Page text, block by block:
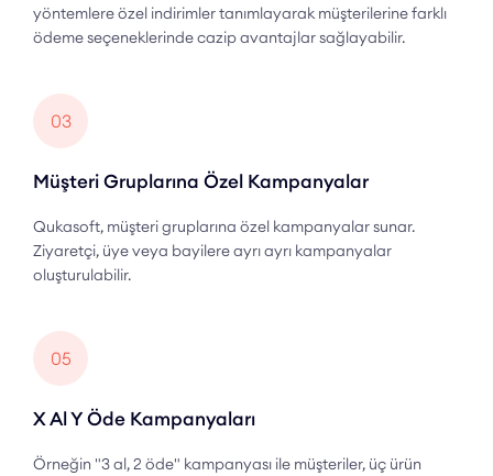
yöntemlere özel indirimler tanımlayarak müşterilerine farklı
ödeme seçeneklerinde cazip avantajlar sağlayabilir.
03
Müşteri Gruplarına Özel Kampanyalar
Qukasoft, müşteri gruplarına özel kampanyalar sunar.
Ziyaretçi, üye veya bayilere ayrı ayrı kampanyalar
oluşturulabilir.
05
X Al Y Öde Kampanyaları
Örneğin "3 al, 2 öde" kampanyası ile müşteriler, üç ürün